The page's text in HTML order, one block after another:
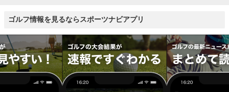
ゴルフ情報を見るならスポーツナビアプリ